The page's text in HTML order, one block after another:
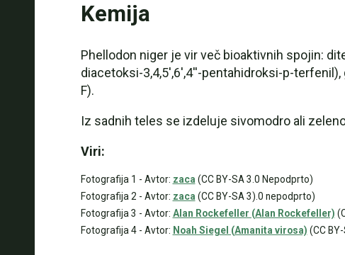
Kemija
Phellodon niger je vir več bioaktivnih spojin:
diacetoksi-3,4,5',6',4''-pentahidroksi-p-
F).
Iz sadnih teles se izdeluje sivomodro ali
Viri:
Fotografija 1 - Avtor: zaca (CC BY-SA 3.0 Nepodprto)
Fotografija 2 - Avtor: zaca (CC BY-SA 3).0 nepodprto)
Fotografija 3 - Avtor: Alan Rockefeller (Alan Rockefeller)
Fotografija 4 - Avtor: Noah Siegel (Amanita virosa) (CC